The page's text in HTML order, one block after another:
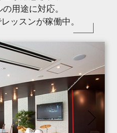
用途に対応。
ッスンが稼働中。